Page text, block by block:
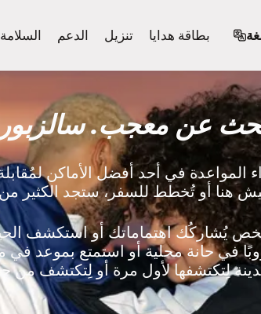
السلامة الدعم تنزيل بطاقة هدايا
عن معجب.
المواعدة في أحد أفضل الأماكن
في حانة محلية أو استمتع بموعد في